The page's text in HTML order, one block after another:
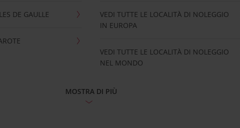
DE GAULLE
VEDI TUTTE LE LOCALITÀ DI NOLEGGIO
IN EUROPA
VEDI TUTTE LE LOCALITÀ DI NOLEGGIO
NEL MONDO
MOSTRA DI PIÙ